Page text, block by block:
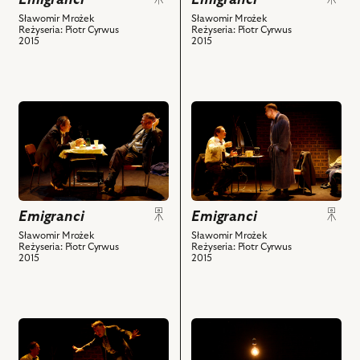
Cyrwus
–
–
powiązanych
nim
obiektów
Sławomir Mrożek
Reżyseria: Piotr Cyrwus
2015
Cyrwus
–
–
powiązanych
z
nim
obiektów
Sławomir Mrożek
Reżyseria: Piotr Cyrwus
2015
przejdź
obiektu
Emigranci,
Na
zdjęciu:
Piotr
Cyrwus
–
–
AA
i
Emigranci
Sławomir Mrożek
Reżyseria: Piotr Cyrwus
2015
przejdź
obiektu
Emigranci,
Na
zdjęciu:
Piotr
Cyrwus
–
–
Emigranci
Sławomir Mrożek
Reżyseria: Piotr Cyrwus
2015
przejdź
do
przejdź